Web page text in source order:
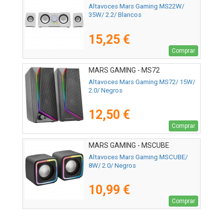
Altavoces Mars Gaming MS22W/
35W/ 2.2/ Blancos
15,25 €
Comprar
MARS GAMING - MS72
Altavoces Mars Gaming MS72/ 15W/
2.0/ Negros
12,50 €
Comprar
MARS GAMING - MSCUBE
Altavoces Mars Gaming MSCUBE/
8W/ 2.0/ Negros
10,99 €
Comprar